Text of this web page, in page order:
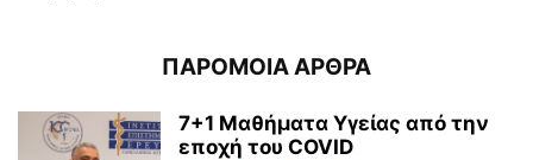
ΠΑΡΟΜΟΙΑ ΑΡΘΡΑ
7+1 Μαθήματα Υγείας από την
εποχή του COVID